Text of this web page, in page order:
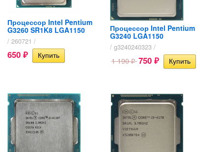
Процессор Intel Pentium
G3260 SR1K8 LGA1150
/ 260721 /
650 ₽
Процессор Intel Pentium
G3240 LGA1150
/ g3240240323 /
1 190₽ 750 ₽